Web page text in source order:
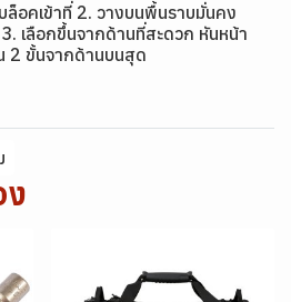
อคเข้าที่ 2. วางบนพื้นราบมั่นคง
เลือกขึ้นจากด้านที่สะดวก หันหน้า
2 ขั้นจากด้านบนสุด
ง